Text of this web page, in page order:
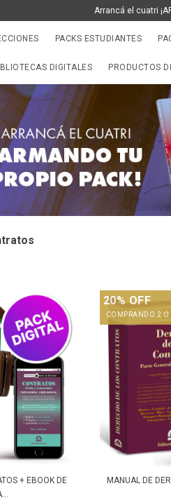
Arrancá el cuatri
PACKS ESTUDIANTES
DIGITALES PRODUCTOS
+ EBOOK DE
20% OFF
COMPRANDO 2 O
MANUAL DE